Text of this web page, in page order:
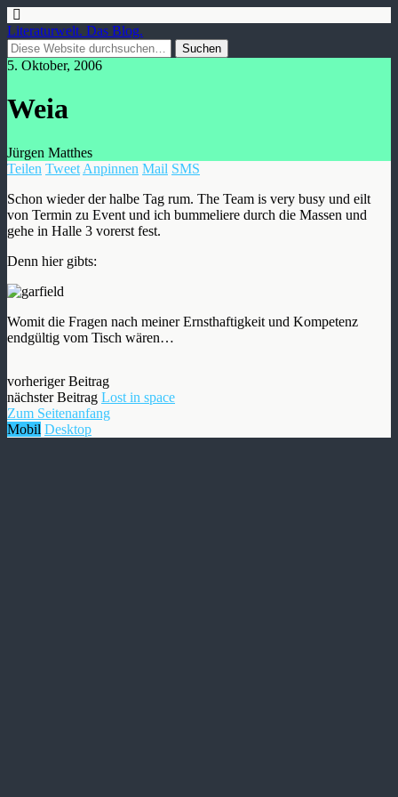
Literaturwelt. Das Blog.
5. Oktober, 2006
Weia
Jürgen Matthes
Teilen Tweet Anpinnen Mail SMS
Schon wieder der halbe Tag rum. The Team is very busy und eilt
von Termin zu Event und ich bummeliere durch die Massen und
gehe in Halle 3 vorerst fest.
Denn hier gibts:
Womit die Fragen nach meiner Ernsthaftigkeit und Kompetenz
endgültig vom Tisch wären…
vorheriger Beitrag
nächster Beitrag Lost in space
Zum Seitenanfang
Mobil Desktop